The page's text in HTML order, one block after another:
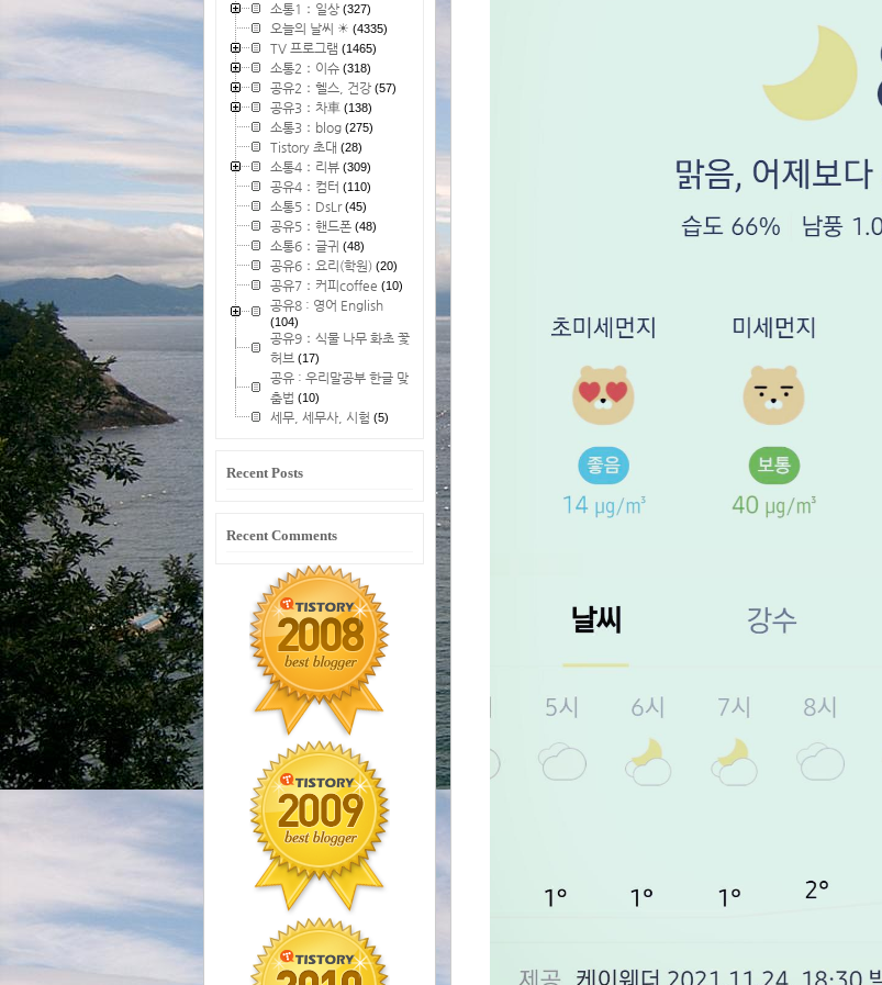
소통1：일상(327)
오늘의 날씨 ☀ (4335)
TV 프로그램 (1465)
소통2：이슈(318)
공유2：헬스, 건강(57)
공유3：차車(138)
소통3：blog(275)
Tistory 초대 (28)
소통4：리뷰(309)
공유4：컴터 (110)
소통5：DsLr(45)
공유5：핸드폰(48)
소통6：글귀 (48)
공유6：요리(학원)(20)
공유7：커피coffee (10)
공유8 : 영어 English
(104)
공유9：식물 나무 화초 꽃
허브 (17)
공유 : 우리말공부 한글 맞
춤법 (10)
세무, 세무사, 시험 (5)
Recent Posts
Recent Comments